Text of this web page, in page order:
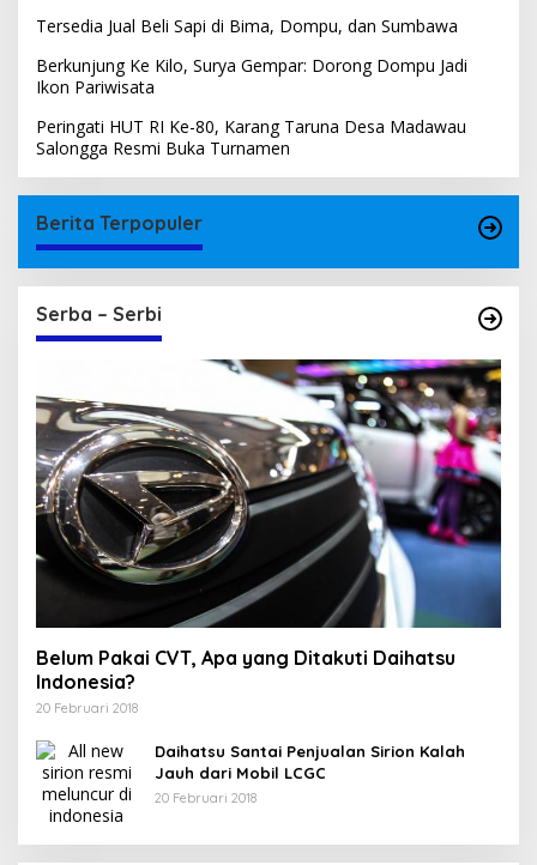
Tersedia Jual Beli Sapi di Bima, Dompu, dan Sumbawa
Berkunjung Ke Kilo, Surya Gempar: Dorong Dompu Jadi
Ikon Pariwisata
Peringati HUT RI Ke-80, Karang Taruna Desa Madawau
Salongga Resmi Buka Turnamen
Berita Terpopuler
Serba – Serbi
Belum Pakai CVT, Apa yang Ditakuti Daihatsu
Indonesia?
20 Februari 2018
Daihatsu Santai Penjualan Sirion Kalah
Jauh dari Mobil LCGC
20 Februari 2018